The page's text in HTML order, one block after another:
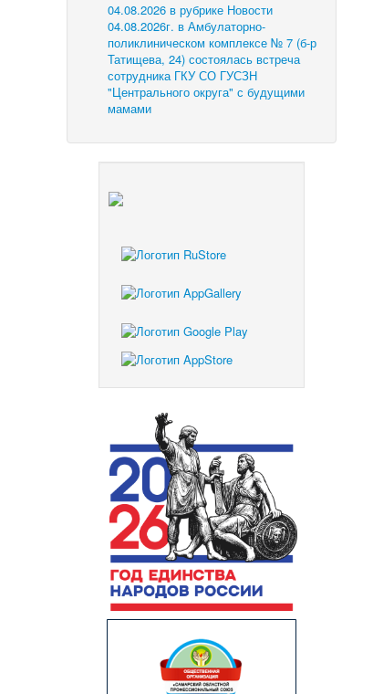
04.08.2026 в рубрике Новости
04.08.2026г. в Амбулаторно-
поликлиническом комплексе № 7 (б-р
Татищева, 24) состоялась встреча
сотрудника ГКУ СО ГУСЗН
"Центрального округа" с будущими
мамами